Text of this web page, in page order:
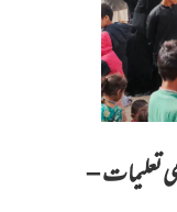
تعلیمات –